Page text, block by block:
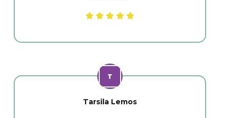
Tarsila Lemos